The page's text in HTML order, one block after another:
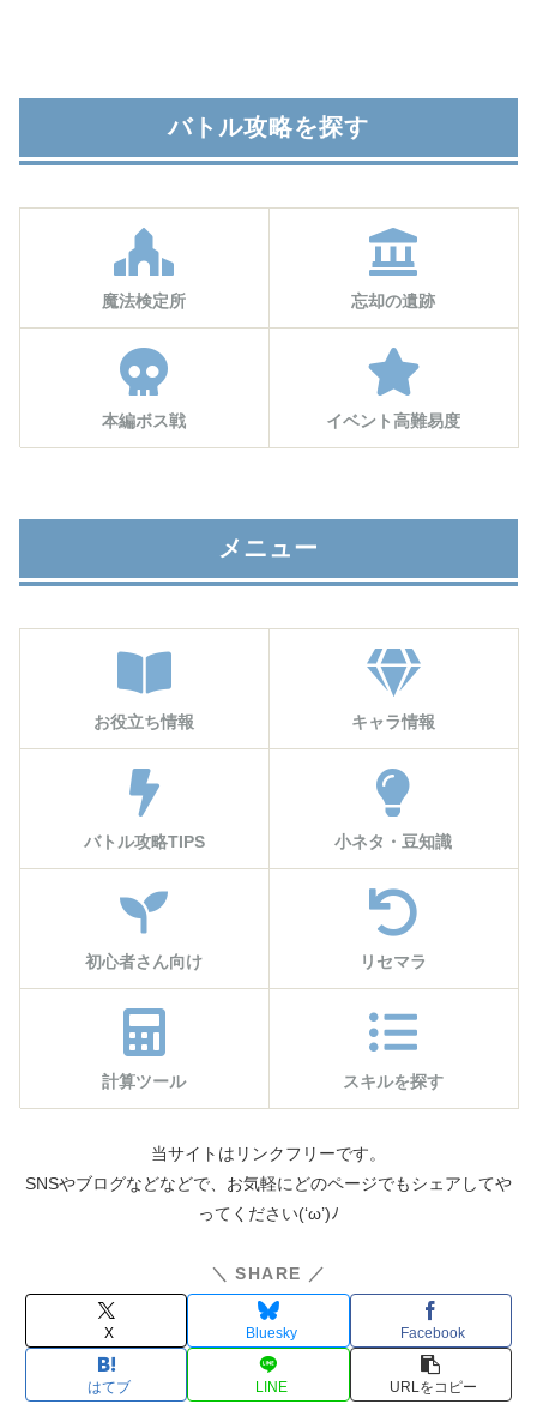
バトル攻略を探す
魔法検定所 忘却の遺跡
本編ボス戦 イベント高難易度
メニュー
お役立ち情報 キャラ情報
バトル攻略TIPS 小ネタ・豆知識
初心者さん向け リセマラ
計算ツール スキルを探す
当サイトはリンクフリーです。
SNSやブログなどなどで、お気軽にどのページでもシェアしてや
ってください(‘ω’)ﾉ
＼ SHARE ／
X Bluesky Facebook
はてブ LINE コピー